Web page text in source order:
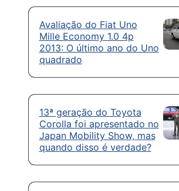
Avaliação do Fiat Uno
Mille Economy 1.0 4p
2013: O último ano do Uno
quadrado
13ª geração do Toyota
Corolla foi apresentado no
Japan Mobility Show, mas
quando disso é verdade?